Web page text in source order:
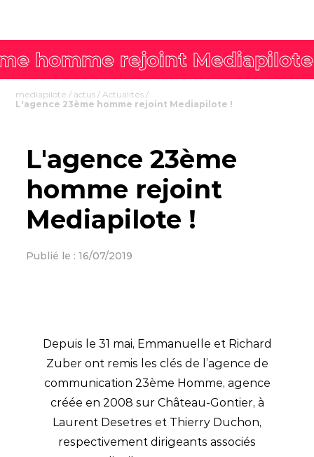
mediapilote / actus /Actualités /
L'agence 23ème homme rejoint Mediapilote !
L'agence 23ème
homme rejoint
Mediapilote !
Publié le : 16/07/2019
Depuis le 31 mai, Emmanuelle et Richard
Zuber ont remis les clés de l’agence de
communication 23ème Homme, agence
créée en 2008 sur Château-Gontier, à
Laurent Desetres et Thierry Duchon,
respectivement dirigeants associés